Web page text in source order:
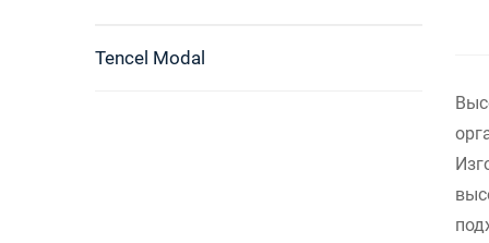
Tencel Modal